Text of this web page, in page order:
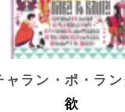
ャラン・ポ・ラン
欲